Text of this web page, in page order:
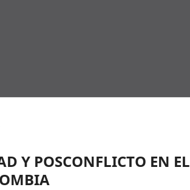
Y POSCONFLICTO EN EL